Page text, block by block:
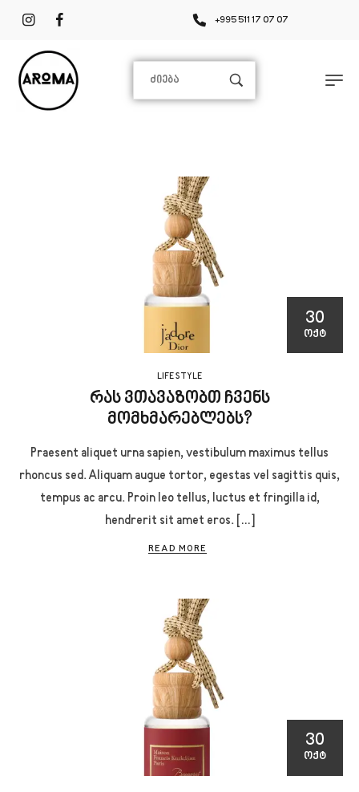
+995 511 17 07 07
30
ᲝᲥᲢ
LIFE STYLE
რას ვთავაზობთ ჩვენს
მომხმარებლებს?
Praesent aliquet urna sapien, vestibulum maximus tellus
rhoncus sed. Aliquam augue tortor, egestas vel sagittis quis,
tempus ac arcu. Proin leo tellus, luctus et fringilla id,
hendrerit sit amet eros. […]
READ MORE
30
ᲝᲥᲢ